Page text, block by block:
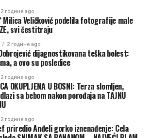
2 године ago
Milica Veličković podelila fotografije male
svi čestitraju
2 године ago
dijagnostikovana teška bolest:
a ovo su posledice
2 године ago
OKUPLJENA U BOSNI: Terza slomljen,
sa bebom nakon porođaja na TAJNU
2 године ago
priredio Anđeli gorko iznenađenje: Cela